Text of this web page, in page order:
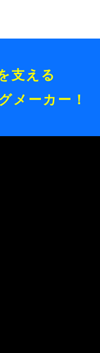
支える
メーカー！